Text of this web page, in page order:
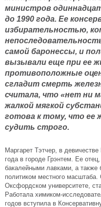
министров
до 1990 года. Ее
избирательностью,
самой баронессы, и
вызывали еще при ее
противоположные
сгладит смерть
считала, что «нет ни
жалкой мягкой
готова к тому, что ее
судить строго.
Маргарет Тэтчер, в
года в городе Грэнтем. Ее
бакалейными лавками, а также
политиком местного
Оксфордском университете,
Работала химиком-
годов вступила в